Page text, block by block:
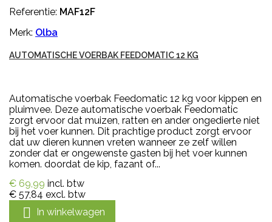
Referentie: MAF12F
Merk: Olba
AUTOMATISCHE VOERBAK FEEDOMATIC 12 KG
Automatische voerbak Feedomatic 12 kg voor kippen en
pluimvee. Deze automatische voerbak Feedomatic
zorgt ervoor dat muizen, ratten en ander ongedierte niet
bij het voer kunnen. Dit prachtige product zorgt ervoor
dat uw dieren kunnen vreten wanneer ze zelf willen
zonder dat er ongewenste gasten bij het voer kunnen
komen. doordat de kip, fazant of...
€ 69,99 incl. btw
€ 57,84 excl. btw
 In winkelwagen